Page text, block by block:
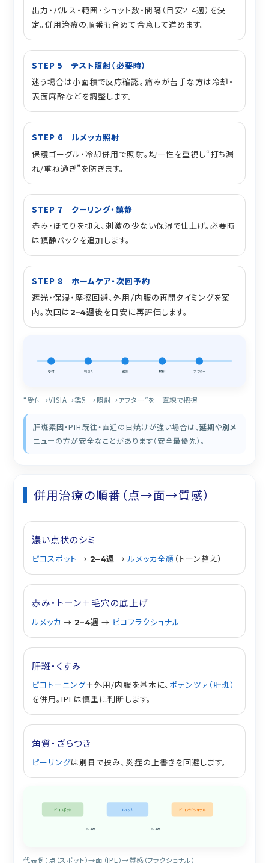
出力・パルス・範囲・ショット数・間隔（目安2–4週）を決
定。併用治療の順番も含めて合意して進めます。
STEP 5｜テスト照射（必要時）
迷う場合は小面積で反応確認。痛みが苦手な方は冷却・
表面麻酔などを調整します。
STEP 6｜ルメッカ照射
保護ゴーグル・冷却併用で照射。均一性を重視し“打ち漏
れ/重ね過ぎ”を防ぎます。
STEP 7｜クーリング・鎮静
赤み・ほてりを抑え、刺激の少ない保湿で仕上げ。必要時
は鎮静パックを追加します。
STEP 8｜ホームケア・次回予約
遮光・保湿・摩擦回避、外用/内服の再開タイミングを案
内。次回は2–4週後を目安に再評価します。
受付 VISIA 鑑別 照射 アフター
“受付→VISIA→鑑別→照射→アフター”を一直線で把握
肝斑素因・PIH既往・直近の日焼けが強い場合は、延期や別メ
ニューの方が安全なことがあります（安全最優先）。
併用治療の順番（点→面→質感）
濃い点状のシミ
ピコスポット →2–4週 → ルメッカ全顔 （トーン整え）
赤み・トーン＋毛穴の底上げ
ルメッカ →2–4週 → ピコフラクショナル
肝斑・くすみ
ピコトーニング＋外用/内服を基本に、 ポテンツァ（肝斑）
を併用。IPLは慎重に判断します。
角質・ざらつき
ピーリングは別日 で挟み、炎症の上書きを回避します。
ピコスポット ルメッカ ピコフラクショナル
2–4週 2–4週
代表例：点（スポット）→面（IPL）→質感（フラクショナル）